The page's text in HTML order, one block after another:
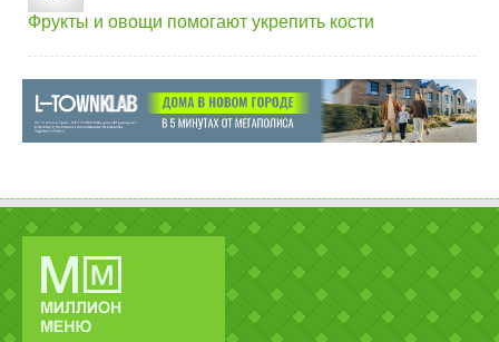
Фрукты и овощи помогают укрепить кости